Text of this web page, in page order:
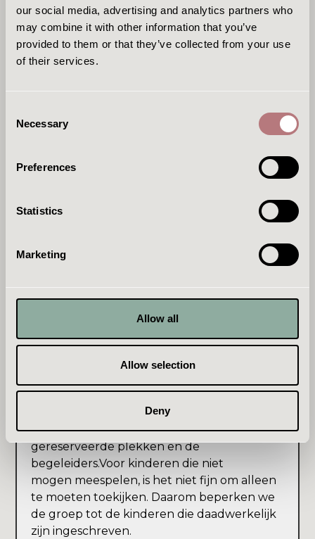
our social media, advertising and analytics partners who
may combine it with other information that you’ve
provided to them or that they’ve collected from your use
of their services.
Selection
Necessary
Preferences
Statistics
Marketing
Allow all
Allow selection
Deny
speelsessie. Het is juist heel leuk om samen
met uw kind(eren) de verschillende
speelstations te ontdekken en te ervaren.
Ook zijn er materialen en spelvormen die
Mag er ook eten en drinken worden
Voor water wordt gezorgd. De workshop
voldoende, maar mocht uw kind iets extra's
nodig hebben, dan mag u gerust zelf eten
gereserveerd?
Ja,om de sfeer rustig en overzichtelijk te
houden, vragen we broertjes en zusjes thuis
te laten. De ruimte is ingericht op het aantal
gereserveerde plekken en de
begeleiders.Voor kinderen die niet
mogen meespelen, is het niet fijn om alleen
te moeten toekijken. Daarom beperken we
de groep tot de kinderen die daadwerkelijk
zijn ingeschreven.